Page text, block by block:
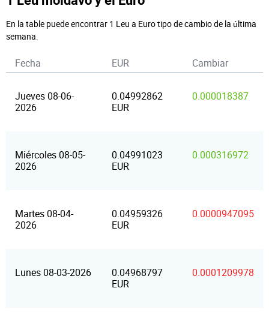
En la table puede encontrar 1 Leu a Euro tipo de cambio de la última
semana.
Fecha EUR Cambiar
Jueves 08-06-
2026
0.04992862
EUR
0.000018387
Miércoles 08-05-
2026
0.04991023
EUR
0.000316972
Martes 08-04-
2026
0.04959326
EUR
0.0000947095
Lunes 08-03-2026
0.04968797
EUR
0.0001209978